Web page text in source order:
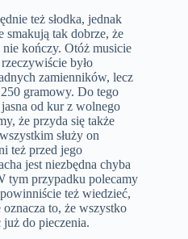
też słodka, jednak
tak dobrze, że
kończy. Otóż musicie
było
zamienników, lecz
gramowy. Do tego
od kur z wolnego
że przyda się także
służy on
też przed jego
jest niezbędna chyba
tym przypadku polecamy
też wiedzieć,
oznacza to, że wszystko
już do pieczenia.